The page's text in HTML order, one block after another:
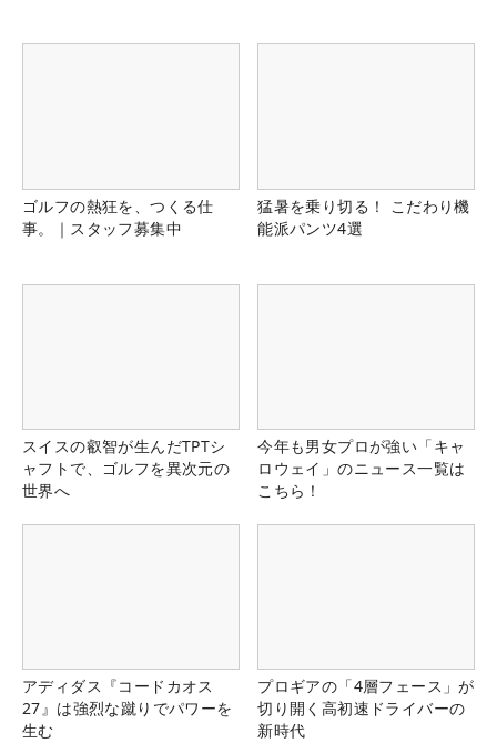
ゴルフの熱狂を、つくる仕
事。｜スタッフ募集中
猛暑を乗り切る！ こだわり機
能派パンツ4選
スイスの叡智が生んだTPTシ
ャフトで、ゴルフを異次元の
世界へ
今年も男女プロが強い「キャ
ロウェイ」のニュース一覧は
こちら！
アディダス『コードカオス
27』は強烈な蹴りでパワーを
生む
プロギアの「4層フェース」が
切り開く高初速ドライバーの
新時代